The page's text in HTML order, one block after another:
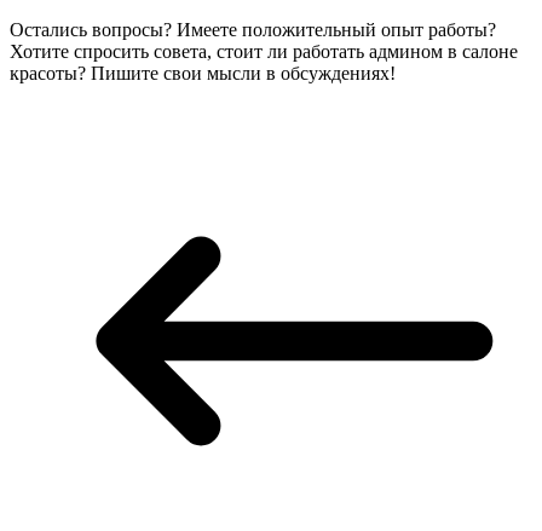
Остались вопросы? Имеете положительный опыт работы?
Хотите спросить совета, стоит ли работать админом в салоне
красоты? Пишите свои мысли в обсуждениях!